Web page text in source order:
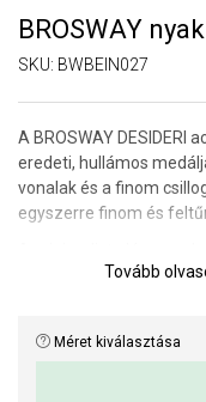
BROSWAY
SKU: BWBEIN027
A BROSWAY DESIDERI
eredeti, hullámos
vonalak és a finom
egyszerre finom és
minden mozdulatnál
A nyaklánc ideális
is. Időtlen dizájnjának
Tovább
Méret kiválasztása